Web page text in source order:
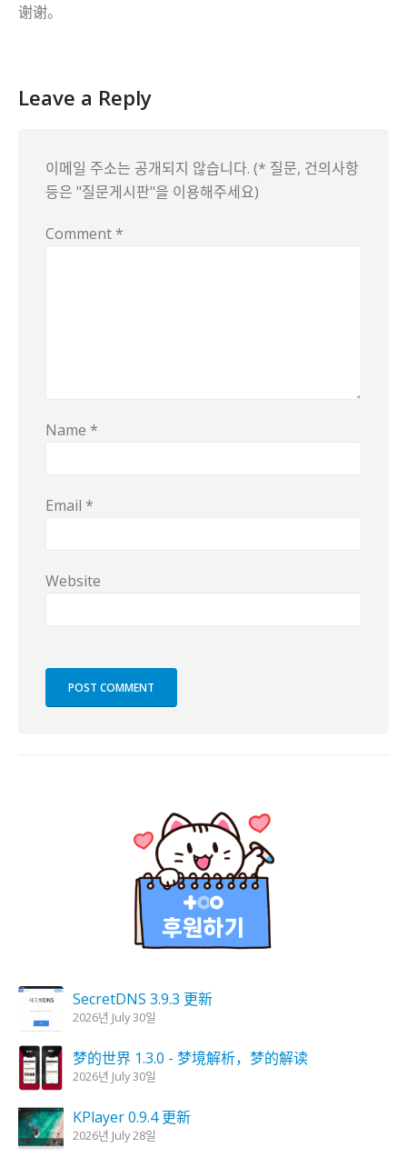
谢谢。
Leave a Reply
이메일 주소는 공개되지 않습니다. (* 질문, 건의사항
등은 "질문게시판"을 이용해주세요)
Comment *
Name *
Email *
Website
SecretDNS 3.9.3 更新
2026년 July 30일
梦的世界 1.3.0 - 梦境解析，梦的解读
2026년 July 30일
KPlayer 0.9.4 更新
2026년 July 28일